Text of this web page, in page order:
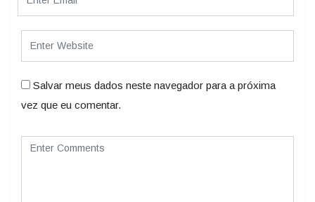
Salvar meus dados neste navegador para a próxima
vez que eu comentar.